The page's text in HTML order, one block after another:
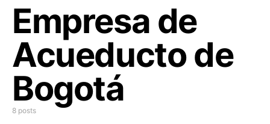
Empresa de
Acueducto de
Bogotá
8 posts